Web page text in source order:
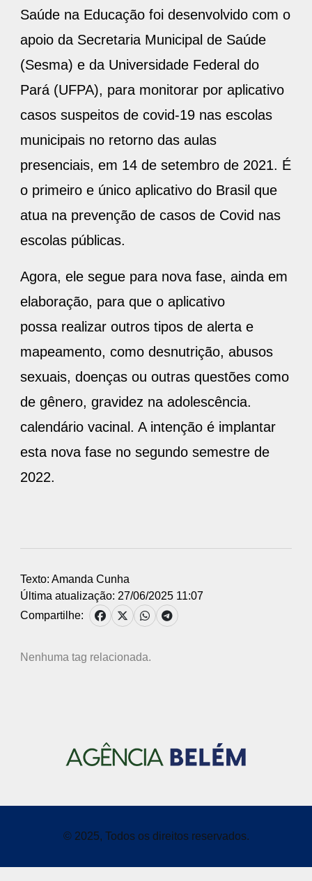
Saúde na Educação foi desenvolvido com o
apoio da Secretaria Municipal de Saúde
(Sesma) e da Universidade Federal do
Pará (UFPA), para monitorar por aplicativo
casos suspeitos de covid-19 nas escolas
municipais no retorno das aulas
presenciais, em 14 de setembro de 2021. É
o primeiro e único aplicativo do Brasil que
atua na prevenção de casos de Covid nas
escolas públicas.
Agora, ele segue para nova fase, ainda em
elaboração, para que o aplicativo
possa realizar outros tipos de alerta e
mapeamento, como desnutrição, abusos
sexuais, doenças ou outras questões como
de gênero, gravidez na adolescência.
calendário vacinal. A intenção é implantar
esta nova fase no segundo semestre de
2022.
Texto: Amanda Cunha
Última atualização: 27/06/2025 11:07
Compartilhe:
Nenhuma tag relacionada.
© 2025, Todos os direitos reservados.